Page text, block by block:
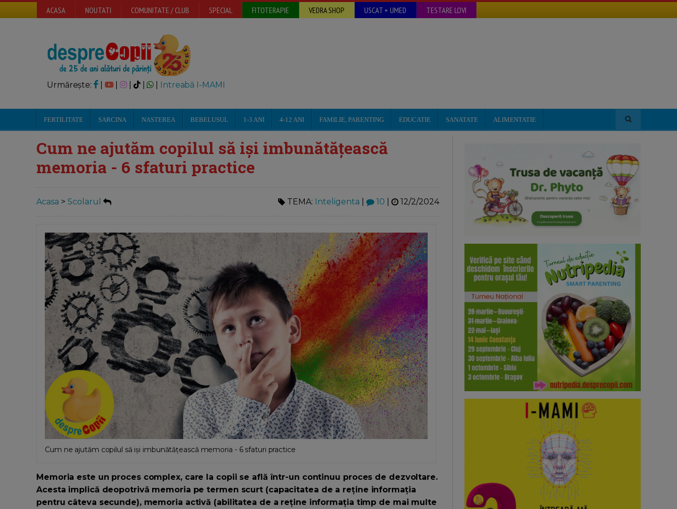
ACASA NOUTATI COMUNITATE / CLUB SPECIAL FITOTERAPIE VEDRA SHOP USCAT + UMED TESTARE LOVI
Urmărește: | | Intreabă I-MAMI
FERTILITATE SARCINA NASTEREA BEBELUSUL 1-3 ANI 4-12 ANI FAMILIE, PARENTING EDUCATIE SANATATE ALIMENTATIE
Cum ne ajutăm copilul să iși imbunătățească
memoria - 6 sfaturi practice
Acasa > Scolarul TEMA: Inteligenta 10 12/2/2024
Cum ne ajutăm copilul să iși imbunătățească memoria - 6 sfaturi practice
Memoria este un proces complex, care la copii se află într-un continuu proces de dezvoltare.
Acesta implică deopotrivă memoria pe termen scurt (capacitatea de a reține informația
pentru câteva secunde), memoria activă (abilitatea de a reține informația timp de mai multe